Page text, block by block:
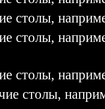
столы,
столы,
столы,
столы,